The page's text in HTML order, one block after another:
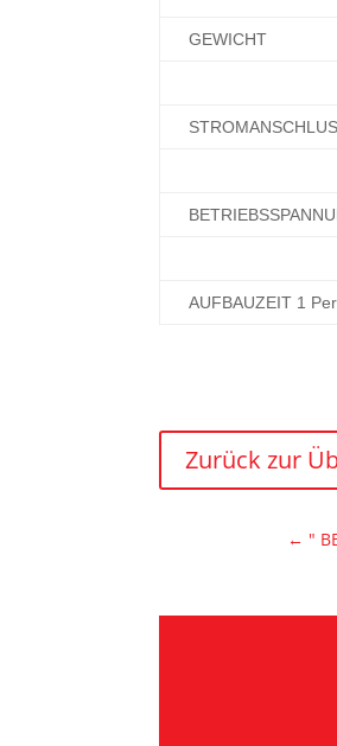
GEWICHT
AUFBAUZEIT 1
Zurück zur
← "